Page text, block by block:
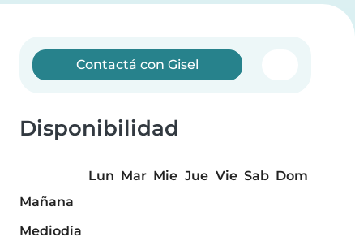
Contactá con Gisel
Disponibilidad
Lun Mar Mie Jue Vie Sab Dom
Mañana
Mediodía